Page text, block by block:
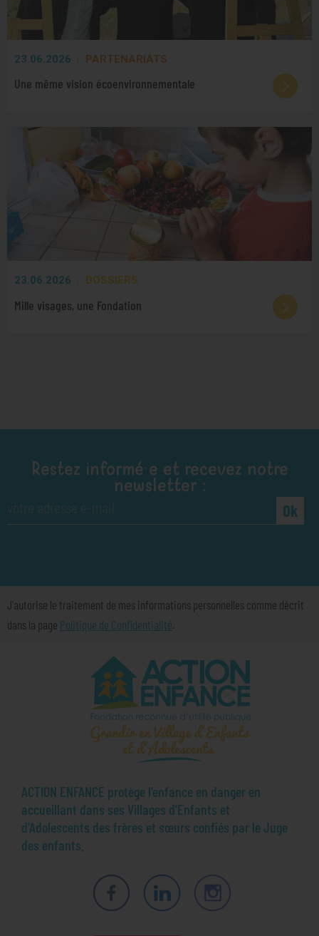
23.06.2026 PARTENARIATS
Une même vision écoenvironnementale
23.06.2026 DOSSIERS
Mille visages, une Fondation
Restez informé·e et recevez notre
newsletter :
Ok
J'autorise le traitement de mes informations personnelles comme décrit
dans la page Politique de Confidentialité.
ACTION ENFANCE protège l’enfance en danger en
accueillant dans ses Villages d’Enfants et
d'Adolescents des frères et sœurs confiés par le Juge
des enfants.